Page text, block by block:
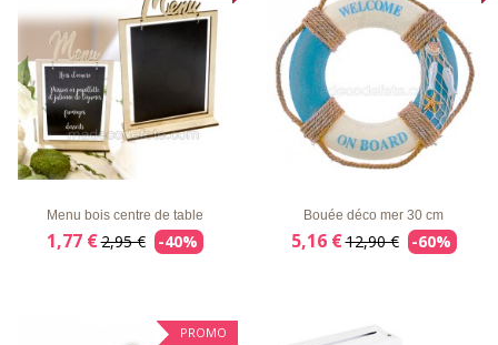
LISTE
D'ENVIE
APERÇU
RAPIDE
Menu bois centre de table
1,77 €2,95 € -40%
LISTE
APERÇU
RAPIDE
DÉTAILS
Bouée déco mer 30 cm
5,16 €12,90 € -60%
PROMO